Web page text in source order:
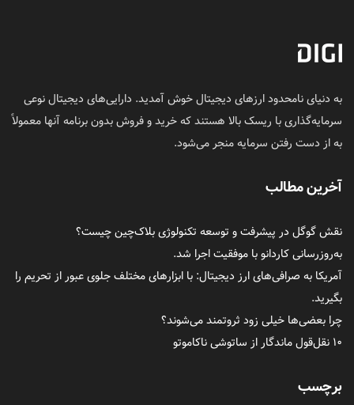
به دنیای نامحدود ارزهای دیجیتال خوش آمدید. دارایی‌های دیجیتال نوعی
سرمایه‌گذاری با ریسک بالا هستند که خرید و فروش بدون برنامه آنها معمولاً
به از دست رفتن سرمایه منجر می‌شود.
آخرین مطالب
نقش گوگل در پیشرفت و توسعه تکنولوژی بلاک‌چین چیست؟
به‌روزرسانی کاردانو با موفقیت اجرا شد.
آمریکا به صرافی‌های ارز دیجیتال: با ابزارهای مختلف جلوی عبور از تحریم را
بگیرید.
چرا بعضی‌ها خیلی زود ثروتمند می‌شوند؟
۱۰ نقل‌قول ماندگار از ساتوشی ناکاموتو
برچسب